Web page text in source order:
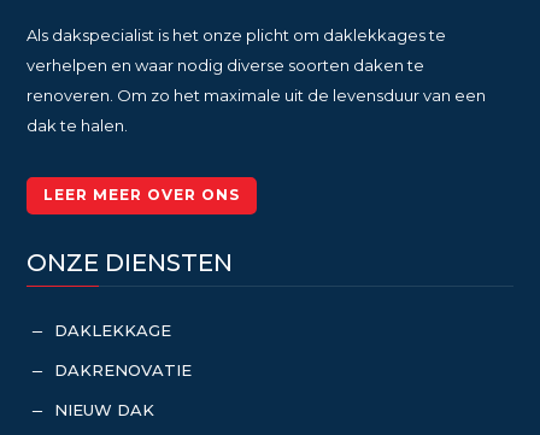
Als dakspecialist is het onze plicht om daklekkages te
verhelpen en waar nodig diverse soorten daken te
renoveren. Om zo het maximale uit de levensduur van een
dak te halen.
LEER MEER OVER ONS
ONZE DIENSTEN
K DAKLEKKAGE
K DAKRENOVATIE
K NIEUW DAK